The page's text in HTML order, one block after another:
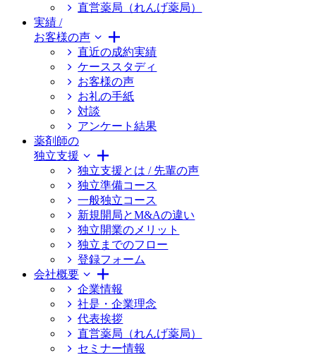
直営薬局（れんげ薬局）
実績 /
お客様の声
直近の成約実績
ケーススタディ
お客様の声
お礼の手紙
対談
アンケート結果
薬剤師の
独立支援
独立支援とは / 先輩の声
独立準備コース
一般独立コース
新規開局とM&Aの違い
独立開業のメリット
独立までのフロー
登録フォーム
会社概要
企業情報
社是・企業理念
代表挨拶
直営薬局（れんげ薬局）
セミナー情報